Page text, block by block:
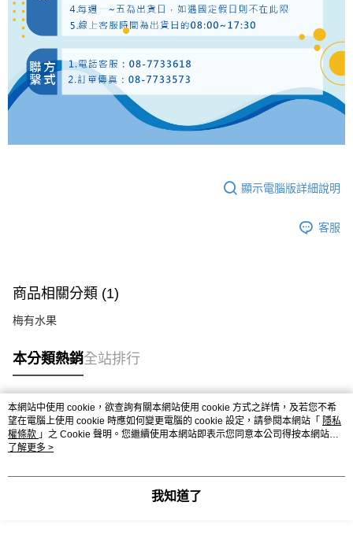
顯示電腦版詳細說明
客服
商品相關分類 (1)
梅有水果
本分類熱銷全站排行
熱門標籤
本網站中使用 cookie，欲查詢有關本網站使用 cookie 方式之詳情，及若您不希
望在電腦上使用 cookie 時應如何變更電腦的 cookie 設定，請參閱本網站「 隱私
權條款 」之 Cookie 聲明。您繼續使用本網站即表示您同意本公司得按本網站使
用條款之 Cookie 聲明使用 cookie。
了解更多 >
我知道了